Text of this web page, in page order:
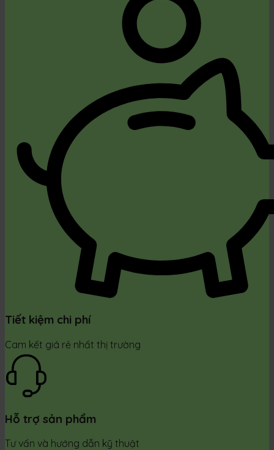
Tiết kiệm chi phí
Cam kết giá rẻ nhất thị trường
Hỗ trợ sản phẩm
Tư vấn và hướng dẫn kỹ thuật